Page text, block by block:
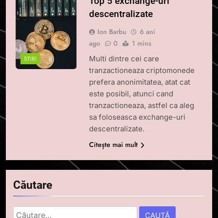
STIRI
descentralizate
Ion Barbu
6 ani
ago
0 1 mins
Multi dintre cei care
tranzactioneaza criptomonede
prefera anonimitatea, atat cat
este posibil, atunci cand
tranzactioneaza, astfel ca aleg
sa foloseasca exchange-uri
descentralizate.
Citește mai mult
Căutare
Caută